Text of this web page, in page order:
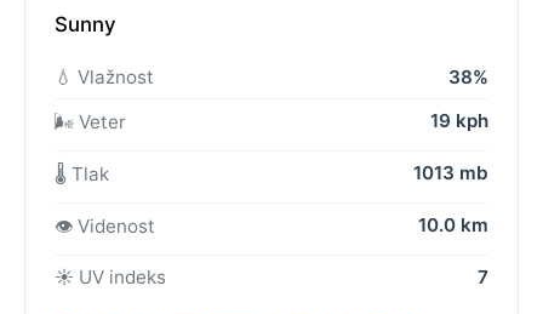
Sunny
💧 Vlažnost
38%
🌬️ Veter
19 kph
🌡️ Tlak 1013 mb
👁️ Videnost 10.0 km
☀️ UV indeks 7